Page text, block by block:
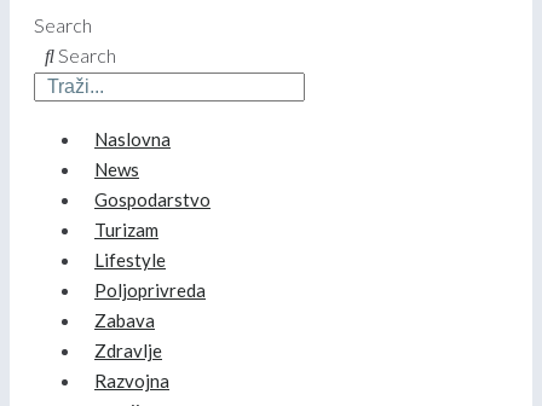
Search
Search
Naslovna
News
Gospodarstvo
Turizam
Lifestyle
Poljoprivreda
Zabava
Zdravlje
Razvojna